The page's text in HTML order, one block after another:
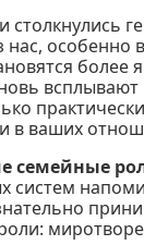
особенно
более
всплывают
в ваших
семейные
систем